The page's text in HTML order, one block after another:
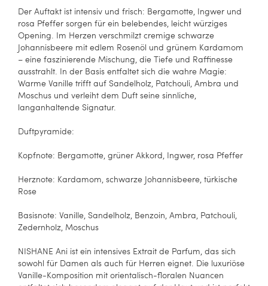
Der Auftakt ist intensiv und frisch: Bergamotte, Ingwer und
rosa Pfeffer sorgen für ein belebendes, leicht würziges
Opening. Im Herzen verschmilzt cremige schwarze
Johannisbeere mit edlem Rosenöl und grünem Kardamom
– eine faszinierende Mischung, die Tiefe und Raffinesse
ausstrahlt. In der Basis entfaltet sich die wahre Magie:
Warme Vanille trifft auf Sandelholz, Patchouli, Ambra und
Moschus und verleiht dem Duft seine sinnliche,
langanhaltende Signatur.
Duftpyramide:
Kopfnote: Bergamotte, grüner Akkord, Ingwer, rosa Pfeffer
Herznote: Kardamom, schwarze Johannisbeere, türkische
Rose
Basisnote: Vanille, Sandelholz, Benzoin, Ambra, Patchouli,
Zedernholz, Moschus
NISHANE Ani ist ein intensives Extrait de Parfum, das sich
sowohl für Damen als auch für Herren eignet. Die luxuriöse
Vanille-Komposition mit orientalisch-floralen Nuancen